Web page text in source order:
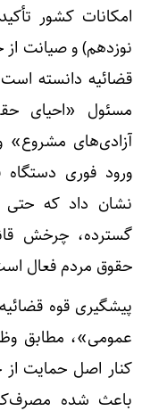
امکانات کشور
نوزدهم) و صیانت از
مسئول «احیای
آزادی‌های مشروع»
ورود فوری
نشان داد که
گسترده، چرخش
حقوق مردم فعال
پیشگیری قوه
باعث شده